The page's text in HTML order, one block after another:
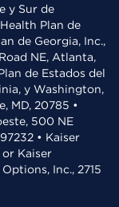
y Sur de
Plan de
de Georgia, Inc.,
NE, Atlanta,
de Estados del
y Washington,
MD, 20785 •
500 NE
• Kaiser
Kaiser
Inc., 2715